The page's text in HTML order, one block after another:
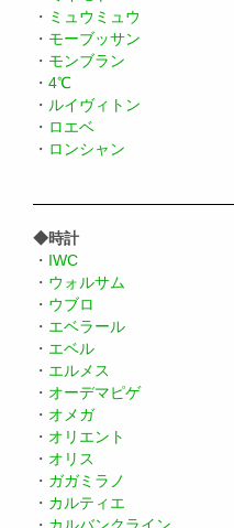
・ ミュウミュウ
・ モーブッサン
・ モンブラン
・ 4℃
・ ルイヴィトン
・ ロエベ
・ ロンシャン
◆時計
・ IWC
・ ウォルサム
・ ウブロ
・ エベラール
・ エベル
・ エルメス
・ オーデマピゲ
・ オメガ
・ オリエント
・ オリス
・ ガガミラノ
・ カルティエ